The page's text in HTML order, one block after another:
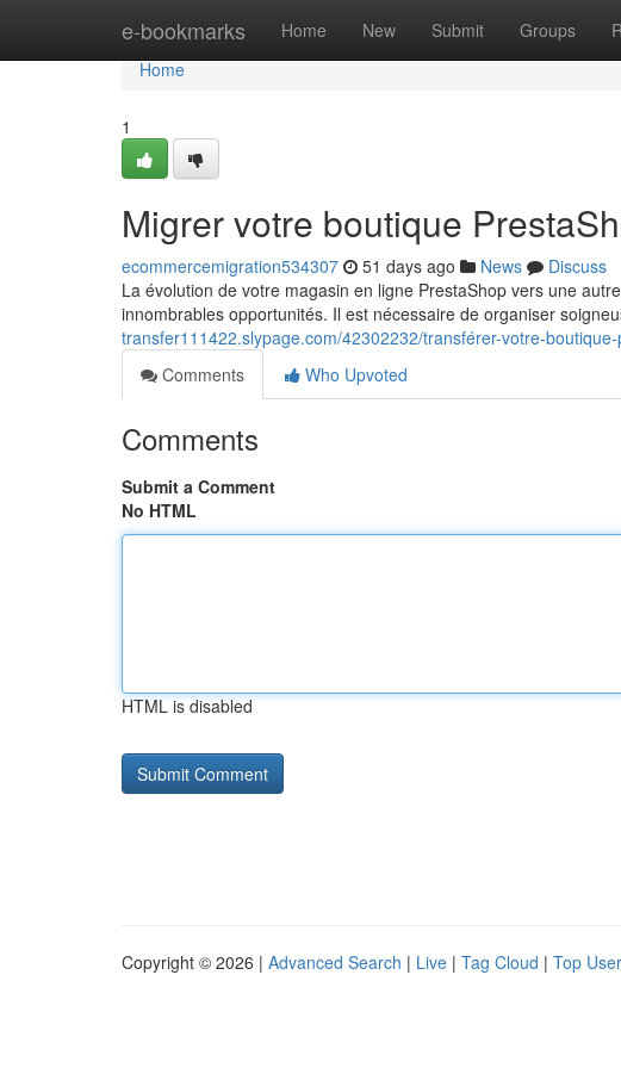
e-bookmarks Home New Submit Groups
Home
Home
1
Migrer votre boutique
ecommercemigration534307 51 days ago News
Discuss
La évolution de votre magasin en ligne PrestaShop vers une
innombrables opportunités. Il est nécessaire de organiser
transfer111422.slypage.com/42302232/transférer-votre-
Comments
Who Upvoted
Comments
Submit a Comment
No HTML
HTML is disabled
Copyright © 2026 | Advanced Search | Live | Tag Cloud | Top